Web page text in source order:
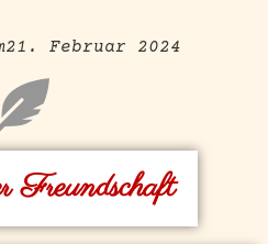
21. Februar 2024
Freundschaft